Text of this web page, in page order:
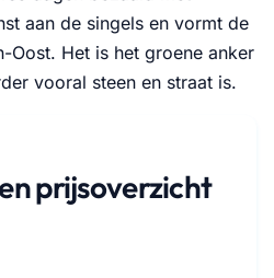
aan de singels en vormt de
Oost. Het is het groene anker
vooral steen en straat is.
prijsoverzicht